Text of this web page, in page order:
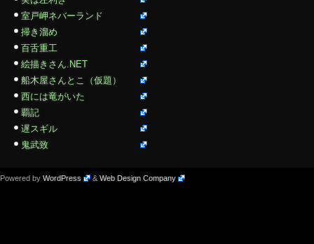
室戸岬ネバーランド
掃き溜め
百舌重工
絵描きさん.NET
船木屋さんとこ（仮題）
西には竜がいた
覇記
遅スギル
鬼武致
Powered by WordPress & Web Design Company